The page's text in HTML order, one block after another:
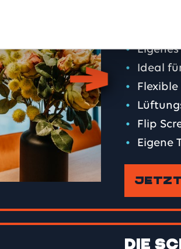
GRÖSSE
von zwei bis zehn
Tempowerkring 6 bieten wir
Räume können stundenweise
Selbstbedienung im
Auswahl an Getränken und
Ein
Bis zu
Ideal
Flip
Eigene
Die